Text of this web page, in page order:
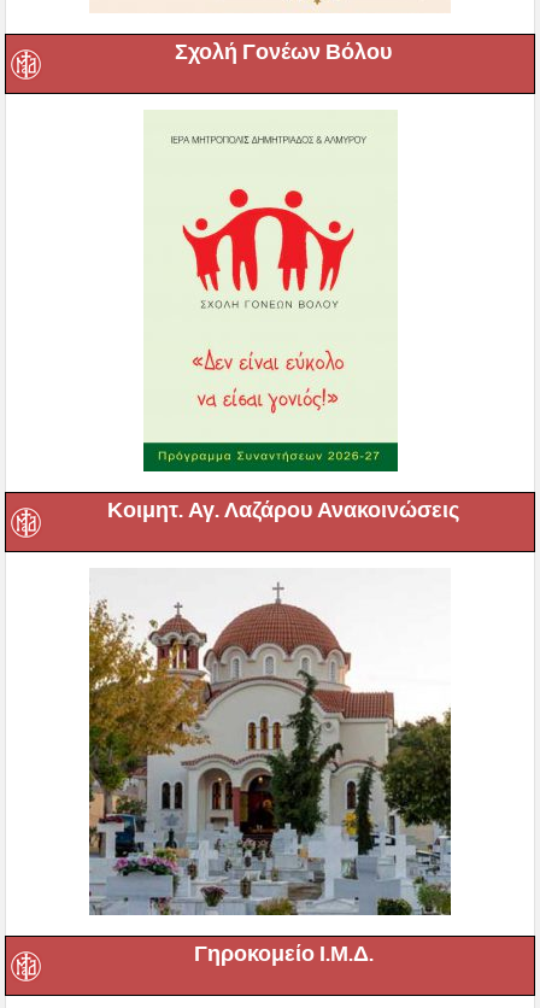
Σχολή Γονέων Βόλου
Κοιμητ. Αγ. Λαζάρου Ανακοινώσεις
Γηροκομείο Ι.Μ.Δ.